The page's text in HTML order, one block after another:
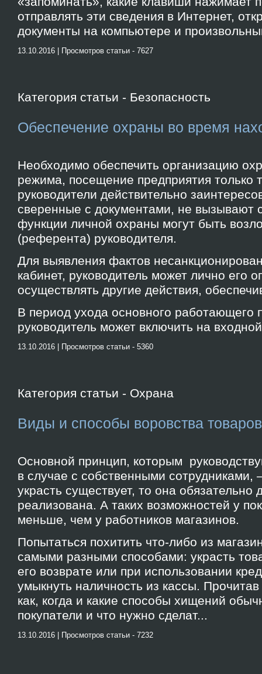
отправлять эти сведения в Интернет,
документы на компьютере и
13.10.2016 | Просмотров статьи - 7627
Категория статьи - Безопасность
Обеспечение охраны во время
Необходимо обеспечить организацию
режима, посещение предприятия только
руководители действительно
сверенные с документами, не вызывают
функции личной охраны могут быть
(референта) руководителя.
Для выявления фактов
кабинет, руководитель может лично его
осуществлять другие действия,
В период ухода основного работающего
руководитель может включить на
13.10.2016 | Просмотров статьи - 5360
Категория статьи - Охрана
Виды и способы воровства
Основной принцип, которым
в случае с собственными
украсть существует, то она обязательно
реализована. А таких возможностей у
меньше, чем у работников магазинов.
Попытаться похитить что-либо из
самыми разными способами: украсть
его возврате или при использовании
умыкнуть наличность из кассы. Прочитав
как, когда и какие способы хищений
покупатели и что нужно сделат...
13.10.2016 | Просмотров статьи - 7232